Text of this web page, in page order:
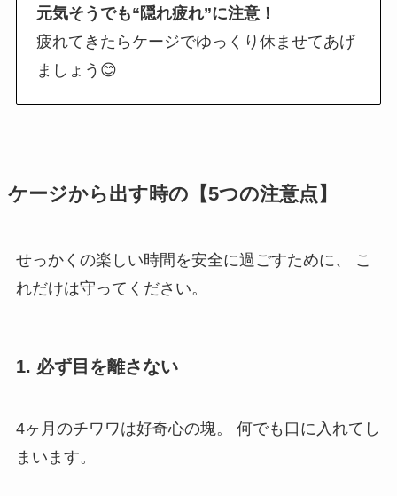
元気そうでも“隠れ疲れ”に注意！
疲れてきたらケージでゆっくり休ませてあげ
ましょう😊
ケージから出す時の【5つの注意点】
せっかくの楽しい時間を安全に過ごすために、 こ
れだけは守ってください。
1. 必ず目を離さない
4ヶ月のチワワは好奇心の塊。 何でも口に入れてし
まいます。